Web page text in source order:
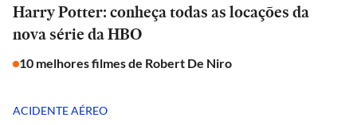
Harry Potter: conheça todas as locações da
nova série da HBO
10 melhores filmes de Robert De Niro
ACIDENTE AÉREO